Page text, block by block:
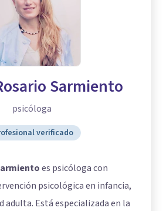
Sarmiento
psicóloga
verificado
es psicóloga con
psicológica en infancia,
adulta. Está especializada en la